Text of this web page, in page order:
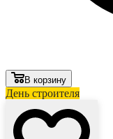
В корзину
День строителя